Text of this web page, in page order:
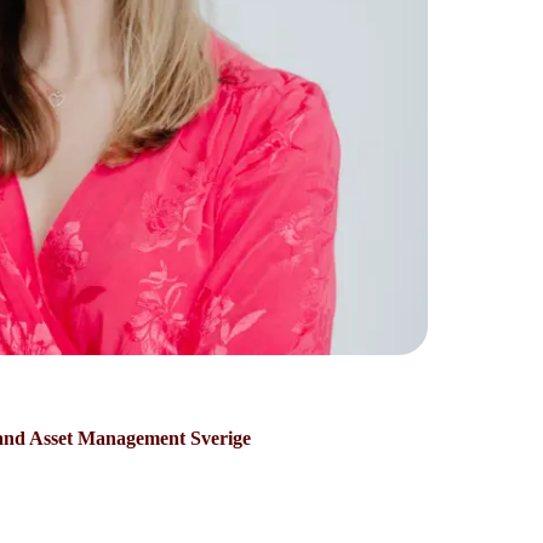
Asset Management Sverige